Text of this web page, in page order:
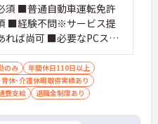
須 ■普通自動車運転免許
■経験不問※サービス提
れば尚可 ■必要なPCスキ
な方(文字入力程度) ※早
能な方
のみ
年間休日110日以上
休･介護休暇取得実績あり
費支給 退職金制度あり